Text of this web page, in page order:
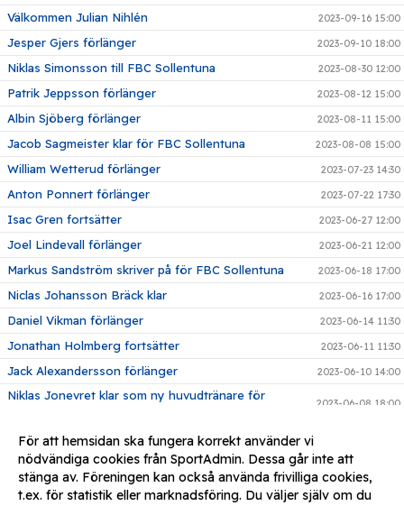
Välkommen Julian Nihlén 2023-09-16 15:00
Jesper Gjers förlänger 2023-09-10 18:00
Niklas Simonsson till FBC Sollentuna 2023-08-30 12:00
Patrik Jeppsson förlänger 2023-08-12 15:00
Albin Sjöberg förlänger 2023-08-11 15:00
Jacob Sagmeister klar för FBC Sollentuna 2023-08-08 15:00
William Wetterud förlänger 2023-07-23 14:30
Anton Ponnert förlänger 2023-07-22 17:30
Isac Gren fortsätter 2023-06-27 12:00
Joel Lindevall förlänger 2023-06-21 12:00
Markus Sandström skriver på för FBC Sollentuna 2023-06-18 17:00
Niclas Johansson Bräck klar 2023-06-16 17:00
Daniel Vikman förlänger 2023-06-14 11:30
Jonathan Holmberg fortsätter 2023-06-11 11:30
Jack Alexandersson förlänger 2023-06-10 14:00
Niklas Jonevret klar som ny huvudtränare för
2023-06-08 18:00
Adrian Vågberg förlänger
Niclas Wall förlänger 2023-05-22 12:00
August Moberg återvänder 2023-05-11 17:58
För att hemsidan ska fungera korrekt använder vi
nödvändiga cookies från SportAdmin. Dessa går inte att
stänga av. Föreningen kan också använda frivilliga cookies,
t.ex. för statistik eller marknadsföring. Du väljer själv om du